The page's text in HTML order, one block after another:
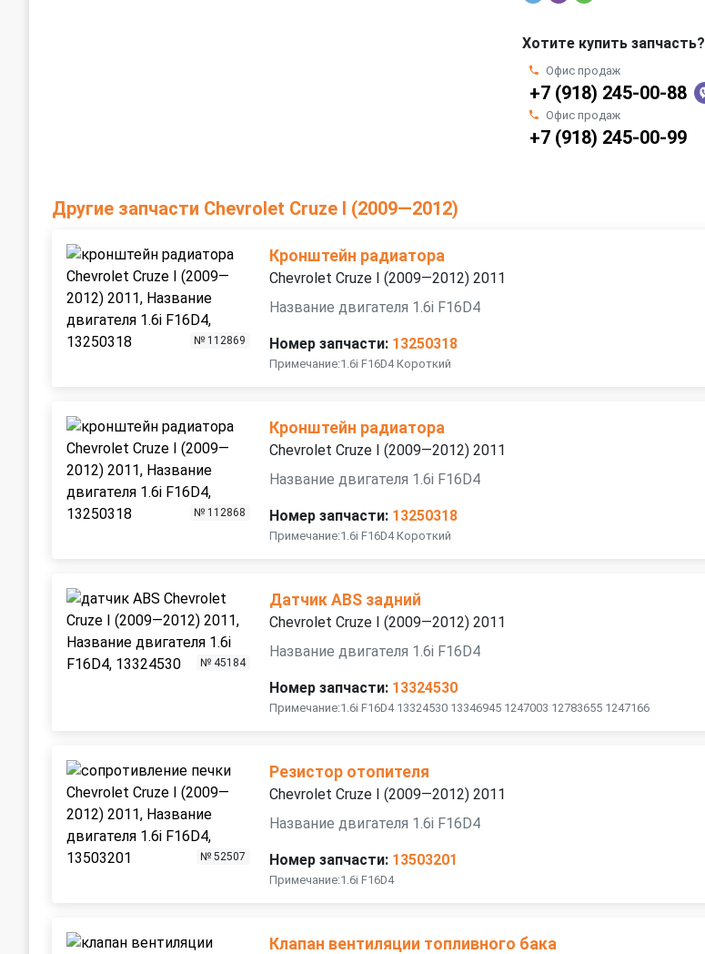
Хотите купить запчасть?
Офис продаж
+7 (918) 245-00-88
Офис продаж
+7 (918) 245-00-99
Другие запчасти Chevrolet Cruze I (2009—2012)
№ 112869
Кронштейн радиатора
Chevrolet Cruze I (2009—2012) 2011
Название двигателя 1.6i F16D4
Номер запчасти: 13250318
Примечание:1.6i F16D4 Короткий
№ 112868
Кронштейн радиатора
Chevrolet Cruze I (2009—2012) 2011
Название двигателя 1.6i F16D4
Номер запчасти: 13250318
Примечание:1.6i F16D4 Короткий
№ 45184
Датчик ABS задний
Chevrolet Cruze I (2009—2012) 2011
Название двигателя 1.6i F16D4
Номер запчасти: 13324530
Примечание:1.6i F16D4 13324530 13346945 1247003 12783655 1247166
№ 52507
Резистор отопителя
Chevrolet Cruze I (2009—2012) 2011
Название двигателя 1.6i F16D4
Номер запчасти: 13503201
Примечание:1.6i F16D4
Клапан вентиляции топливного бака